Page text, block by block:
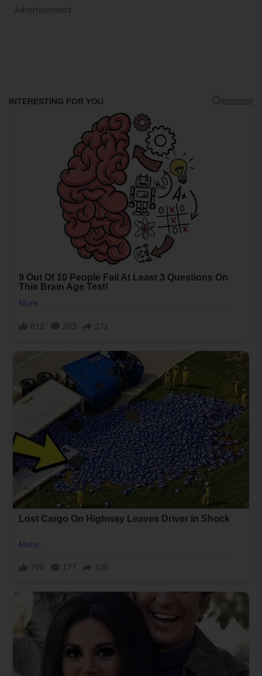
Advertisements